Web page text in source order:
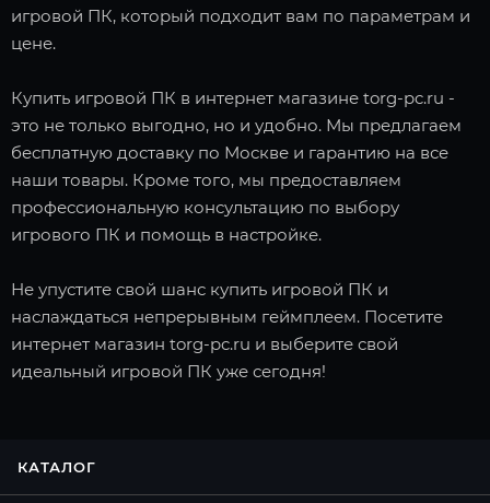
игровой ПК, который подходит вам по параметрам и
цене.
Купить игровой ПК в интернет магазине torg-pc.ru -
это не только выгодно, но и удобно. Мы предлагаем
бесплатную доставку по Москве и гарантию на все
наши товары. Кроме того, мы предоставляем
профессиональную консультацию по выбору
игрового ПК и помощь в настройке.
Не упустите свой шанс купить игровой ПК и
наслаждаться непрерывным геймплеем. Посетите
интернет магазин torg-pc.ru и выберите свой
идеальный игровой ПК уже сегодня!
КАТАЛОГ